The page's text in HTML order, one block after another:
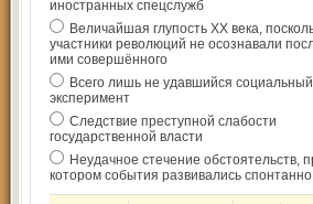
иностранных спецслужб
Величайшая глупость ХХ века,
участники революций не осознавали
ими совершённого
Всего лишь не удавшийся социальный
эксперимент
Следствие преступной слабости
государственной власти
Неудачное стечение обстоятельств,
котором события развивались спонтанно